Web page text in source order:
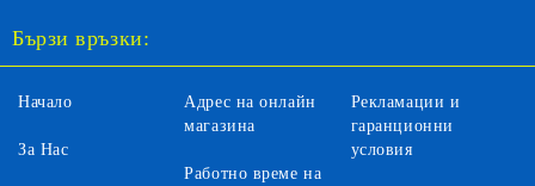
Бързи връзки:
Начало
За Нас
Адрес на онлайн
магазина
Работно време на
Рекламации и
гаранционни
условия